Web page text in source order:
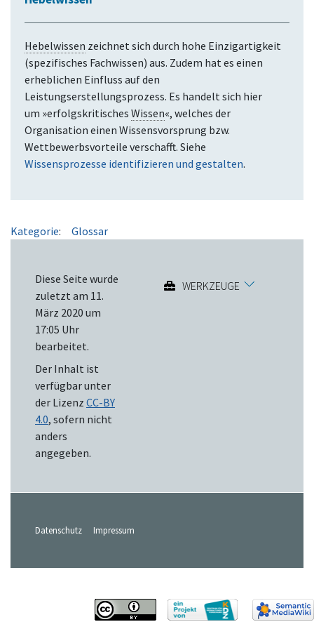
Hebelwissen zeichnet sich durch hohe Einzigartigkeit
(spezifisches Fachwissen) aus. Zudem hat es einen
erheblichen Einfluss auf den
Leistungserstellungsprozess. Es handelt sich hier
um »erfolgskritisches Wissen«, welches der
Organisation einen Wissensvorsprung bzw.
Wettbewerbsvorteile verschafft. Siehe
Wissensprozesse identifizieren und gestalten.
Kategorie: Glossar
Diese Seite wurde
zuletzt am 11.
März 2020 um
17:05 Uhr
bearbeitet.
Der Inhalt ist
verfügbar unter
der Lizenz CC-BY
4.0, sofern nicht
anders
angegeben.
WERKZEUGE
Datenschutz Impressum